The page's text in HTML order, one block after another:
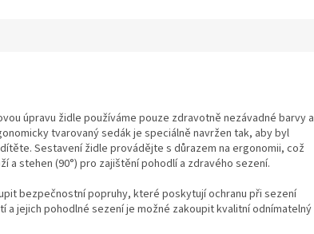
úpravu židle používáme pouze zdravotně nezávadné barvy a
tvarovaný sedák je speciálně navržen tak, aby byl
Sestavení židle provádějte s důrazem na ergonomii, což
a stehen (90°) pro zajištění pohodlí a zdravého sezení.
bezpečnostní popruhy, které poskytují ochranu při sezení
jejich pohodlné sezení je možné zakoupit kvalitní odnímatelný